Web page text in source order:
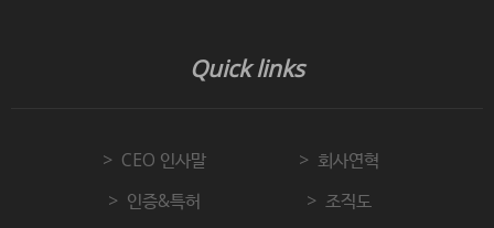
Quick links
CEO 인사말
회사연혁
인증&특허
조직도